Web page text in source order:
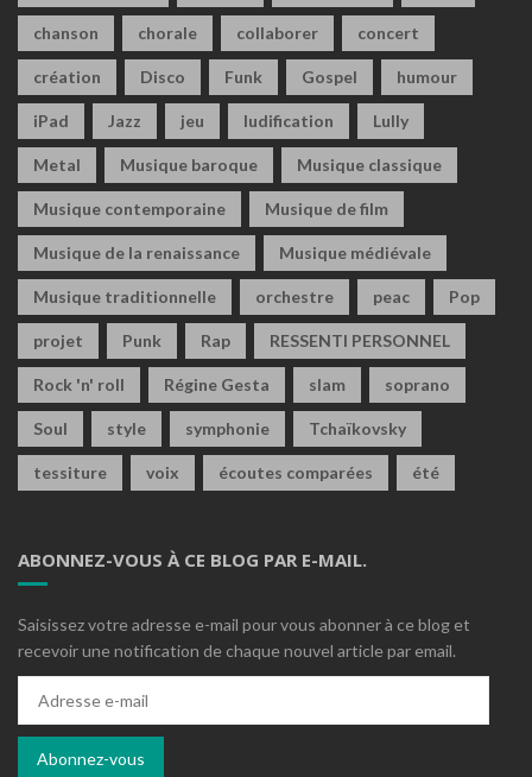
chanson chorale collaborer concert
création Disco Funk Gospel humour
iPad Jazz jeu ludification Lully
Metal Musique baroque Musique classique
Musique contemporaine Musique de film
Musique de la renaissance Musique médiévale
Musique traditionnelle orchestre peac Pop
projet Punk Rap RESSENTI PERSONNEL
Rock 'n' roll Régine Gesta slam soprano
Soul style symphonie Tchaïkovsky
tessiture voix écoutes comparées été
ABONNEZ-VOUS À CE BLOG PAR E-MAIL.
Saisissez votre adresse e-mail pour vous abonner à ce blog et
recevoir une notification de chaque nouvel article par email.
mail
Abonnez-vous